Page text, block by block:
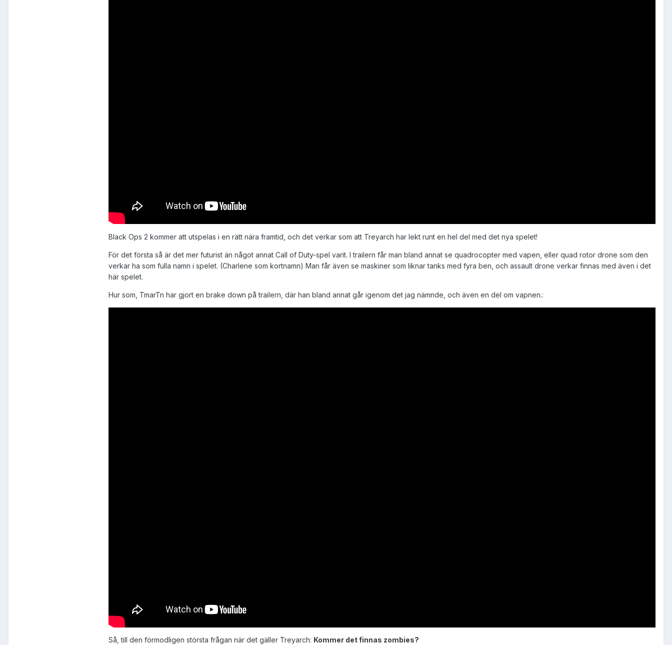
Black Ops 2 kommer att utspelas i en rätt nära framtid, och det verkar som att Treyarch har lekt runt en hel del med det nya spelet!
För det första så är det mer futurist än något annat Call of Duty-spel varit. I trailern får man bland annat se quadrocopter med vapen, eller quad rotor drone som den
verkar ha som fulla namn i spelet. (Charlene som kortnamn) Man får även se maskiner som liknar tanks med fyra ben, och assault drone verkar finnas med även i det
här spelet.
Hur som, TmarTn har gjort en brake down på trailern, där han bland annat går igenom det jag nämnde, och även en del om vapnen.:
Så, till den förmodligen största frågan när det gäller Treyarch: Kommer det finnas zombies?